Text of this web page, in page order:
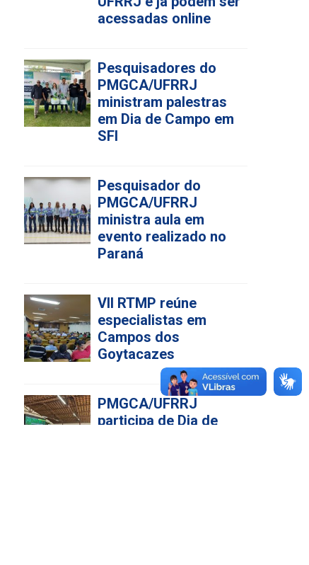
Pesquisadores do
em Dia de Campo em
SFI
Pesquisador do
evento realizado no
Paraná
VII RTMP reúne
Goytacazes
PMGCA/UFRRJ
participa de Dia de
Campo da RIDESA em
Pernambuco